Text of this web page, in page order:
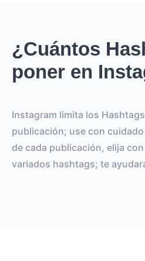
¿Cuántos
poner en
Instagram limita los
publicación; use con
de cada publicación, elija
variados hashtags; te